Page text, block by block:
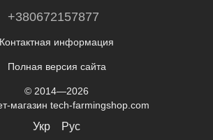
+380672157877
Контактная информация
Полная версия сайта
© 2014—2026
магазин tech-farmingshop.com
Укр Рус